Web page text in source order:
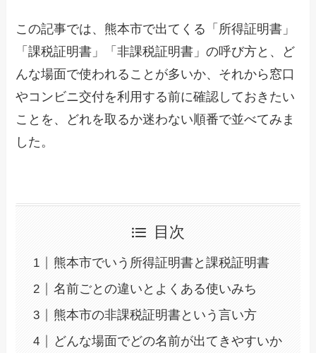
この記事では、熊本市で出てくる「所得証明書」
「課税証明書」「非課税証明書」の呼び方と、ど
んな場面で使われることが多いか、それから窓口
やコンビニ交付を利用する前に確認しておきたい
ことを、どれを取るか迷わない順番で並べてみま
した。
目次
熊本市でいう所得証明書と課税証明書
名前ごとの違いとよくある使いみち
熊本市の非課税証明書という言い方
どんな場面でどの名前が出てきやすいか